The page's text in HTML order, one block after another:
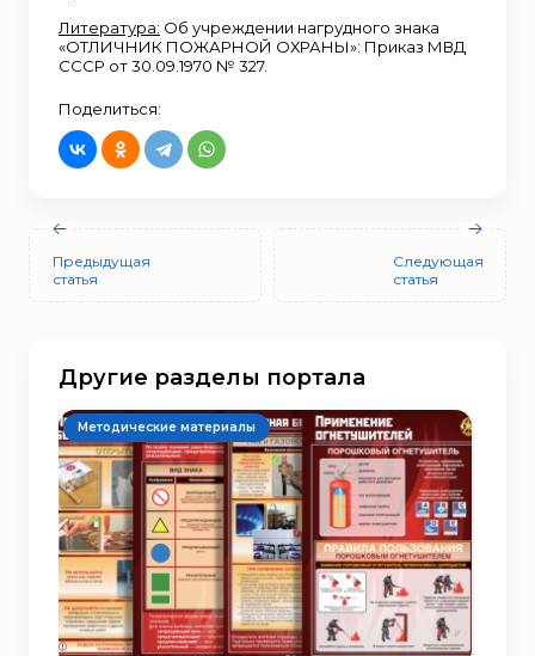
Литература: Об учреждении нагрудного знака
«ОТЛИЧНИК ПОЖАРНОЙ ОХРАНЫ»: Приказ МВД
СССР от 30.09.1970 № 327.
Поделиться:
Предыдущая
статья
Следующая
статья
Другие разделы портала
Методические материалы